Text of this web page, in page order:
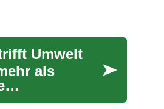
Umwelt
als